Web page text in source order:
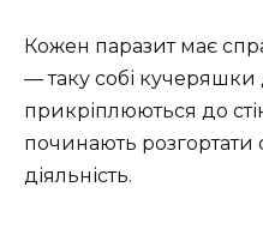
Кожен паразит має
— таку собі кучеряшки
прикріплюються до
починають
діяльність.